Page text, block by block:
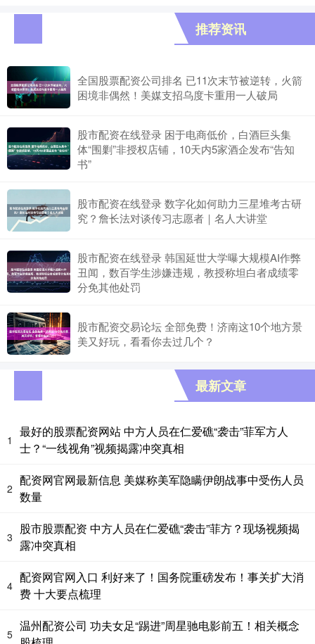
推荐资讯
全国股票配资公司排名 已11次末节被逆转，火箭
困境非偶然！美媒支招乌度卡重用一人破局
股市配资在线登录 困于电商低价，白酒巨头集
体“围剿”非授权店铺，10天内5家酒企发布“告知
书”
股市配资在线登录 数字化如何助力三星堆考古研
究？詹长法对谈传习志愿者｜名人大讲堂
股市配资在线登录 韩国延世大学曝大规模AI作弊
丑闻，数百学生涉嫌违规，教授称坦白者成绩零
分免其他处罚
股市配资交易论坛 全部免费！济南这10个地方景
美又好玩，看看你去过几个？
最新文章
1
最好的股票配资网站 中方人员在仁爱礁“袭击”菲军方人
士？“一线视角”视频揭露冲突真相
2
配资网官网最新信息 美媒称美军隐瞒伊朗战事中受伤人员
数量
3
股市股票配资 中方人员在仁爱礁“袭击”菲方？现场视频揭
露冲突真相
4
配资网官网入口 利好来了！国务院重磅发布！事关扩大消
费 十大要点梳理
5
温州配资公司 功夫女足“踢进”周星驰电影前五！相关概念